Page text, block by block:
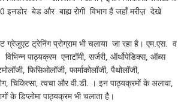
इनडोर बेड और बाह्य रोगी विभाग हैं जहाँ मरीज़ देखे
ट्रेनिंग प्रोग्राम भी चलाया जा रहा है। एम.एस. व
पाठ्यक्रम एनाटॉमी, सर्जरी, ऑर्थोपेडिक्स, ऑब्स
फिसिओलॉजी, फार्माकोलॉजी, पैथोलॉजी,
चिकित्सा, त्वचा और वी.डी. । इन पाठ्यक्रमों के अलावा,
के डिप्लोमा पाठ्यक्रम भी चलाता है।